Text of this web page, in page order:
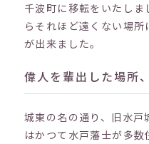
千波町に移転をいたし
らそれほど遠くない場
が出来ました。
偉人を輩出した場所
城東の名の通り、旧水戸
はかつて水戸藩士が多